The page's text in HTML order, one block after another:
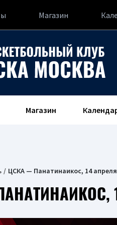
Магазин
Магазин
ЦСКА — Панатинаикос, 14 апреля